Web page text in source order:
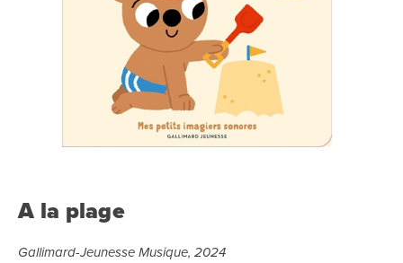
A la plage
Gallimard-Jeunesse Musique, 2024